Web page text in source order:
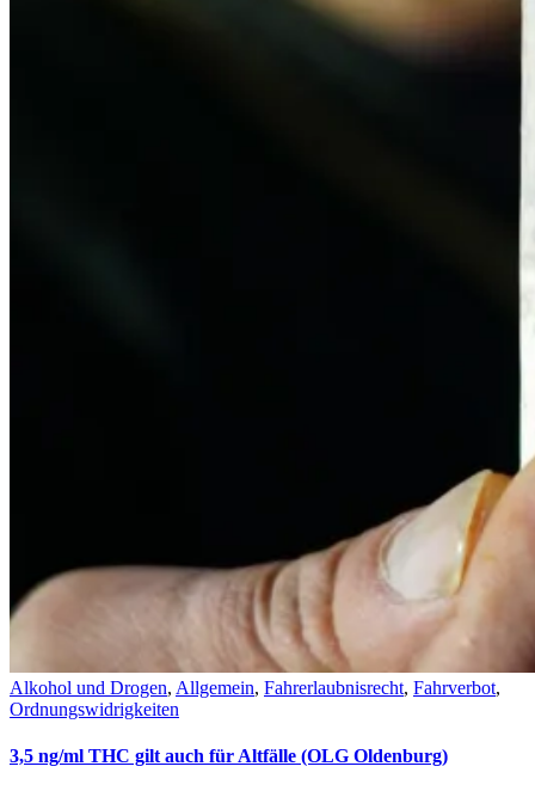
Alkohol und Drogen, Allgemein, Fahrerlaubnisrecht, Fahrverbot,
Ordnungswidrigkeiten
3,5 ng/ml THC gilt auch für Altfälle (OLG Oldenburg)